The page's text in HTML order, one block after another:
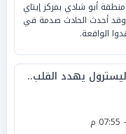
أبو شادي بمركز إيتاي
وقد أحدث الحادث صدمة في
الواقعة.
يهدد القلب..